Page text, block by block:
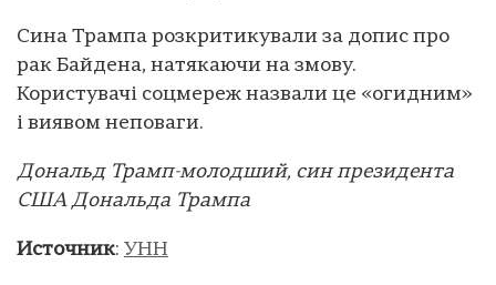
Сина Трампа розкритикували за допис про
рак Байдена, натякаючи на змову.
Користувачі соцмереж назвали це «огидним»
і виявом неповаги.
Дональд Трамп-молодший, син президента
США Дональда Трампа
Источник: УНН